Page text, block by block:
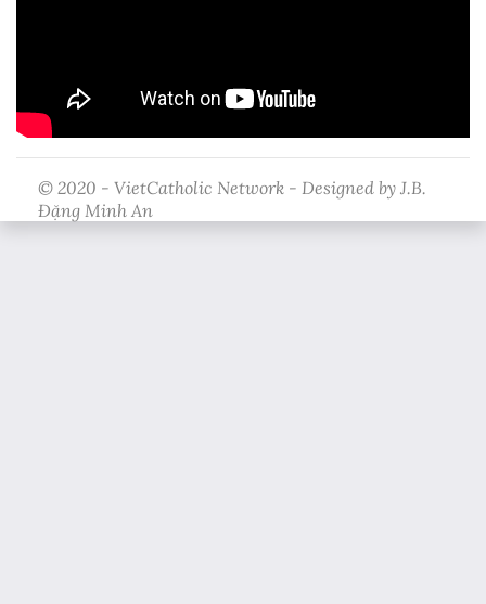
© 2020 - VietCatholic Network - Designed by J.B.
Đặng Minh An